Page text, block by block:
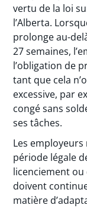
vertu de la loi
l’Alberta.
prolonge au-
27 semaines,
l’obligation de
tant que cela
excessive, par
congé sans
ses tâches.
Les
période légale
licenciement
doivent
matière